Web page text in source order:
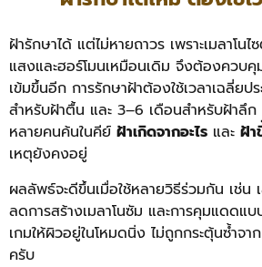
ฝ้ารักษาได้ แต่ไม่หายถาวร เพราะเมลาโ
แสงและฮอร์โมนเหมือนเดิม จึงต้องควบคุ
เข้มขึ้นอีก การรักษาฝ้าต้องใช้เวลาเฉลี่ย
สำหรับฝ้าตื้น และ 3–6 เดือนสำหรับฝ้าลึ
หลายคนค้นในคีย์ ฝ้าเกิดจากอะไร และ ฝ้า
เหตุยังคงอยู่
ผลลัพธ์จะดีขึ้นเมื่อใช้หลายวิธีร่วมกัน เช่น
ลดการสร้างเมลาโนซัม และการคุมแดดแ
เกมให้ผิวอยู่ในโหมดนิ่ง ไม่ถูกกระตุ้นซ้ำจา
ครับ